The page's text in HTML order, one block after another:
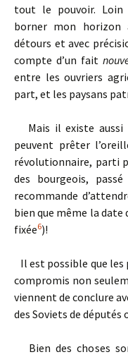
tout le pouvoir. Loin
borner mon horizon
détours et avec
compte d’un fait
entre les ouvriers
part, et les paysans
Mais il existe aussi
peuvent prêter
révolutionnaire, parti
des bourgeois,
recommande
bien que même la date
fixée6)!
Il est possible que les
compromis non
viennent de conclure
des Soviets de députés
Bien des choses